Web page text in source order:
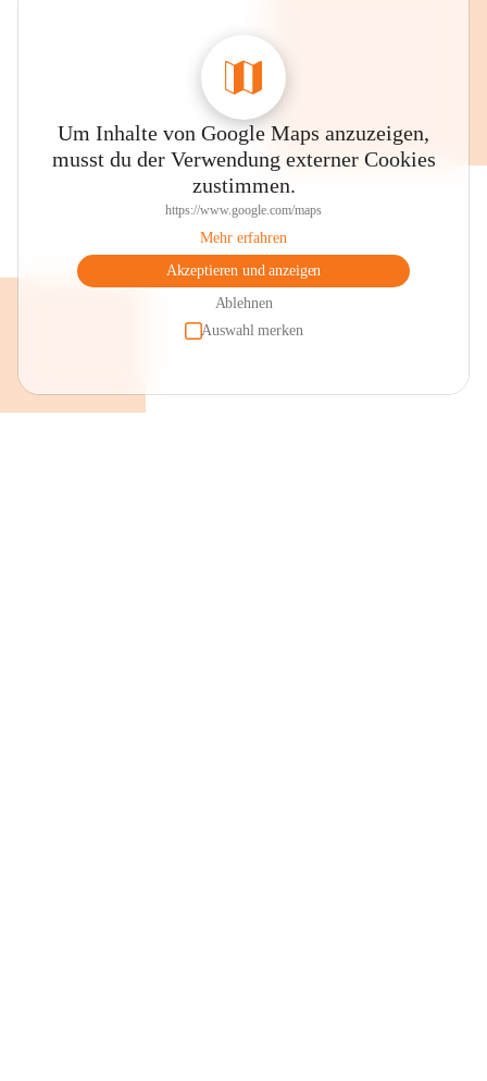
Um Inhalte von Google Maps anzuzeigen,
musst du der Verwendung externer Cookies
zustimmen.
https://www.google.com/maps
Mehr erfahren
Akzeptieren und anzeigen
Ablehnen
Auswahl merken